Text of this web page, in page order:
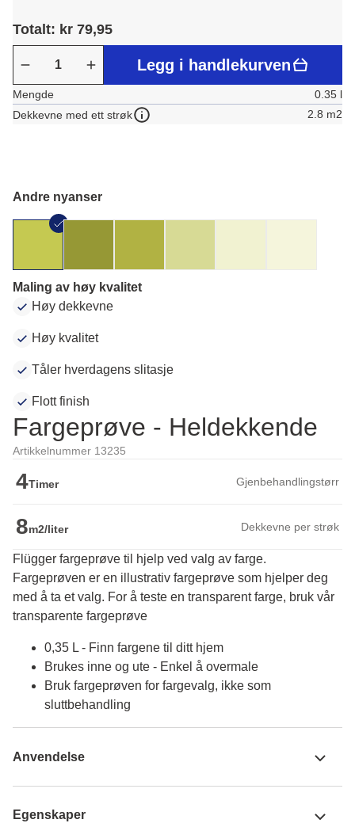
Totalt: kr 79,95
Legg i handlekurven
Mengde
0.35 l
Dekkevne med ett strøk
2.8 m2
Andre nyanser
Maling av høy kvalitet
Høy dekkevne
Høy kvalitet
Tåler hverdagens slitasje
Flott finish
Fargeprøve - Heldekkende
Artikkelnummer 13235
4Timer Gjenbehandlingstørr
8m2/liter Dekkevne per strøk
Flügger fargeprøve til hjelp ved valg av farge.
Fargeprøven er en illustrativ fargeprøve som hjelper deg
med å ta et valg. For å teste en transparent farge, bruk vår
transparente fargeprøve
0,35 L - Finn fargene til ditt hjem
Brukes inne og ute - Enkel å overmale
Bruk fargeprøven for fargevalg, ikke som
sluttbehandling
Anvendelse
Egenskaper